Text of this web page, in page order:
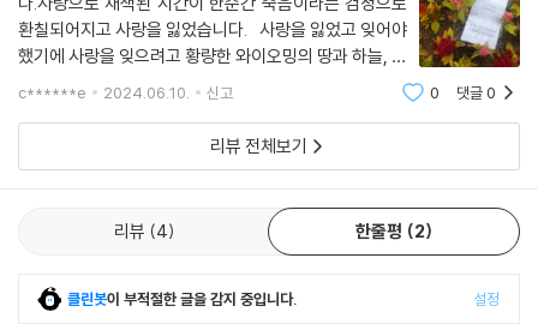
음 또한 그만의 순수함이고 달콤한 진흙이 아닌가. 와이오밍을 가로지르던
폭풍의 행렬은 마치 코끼리가 꼬리를 코에 감은 것처럼 흔들리더니 고요
속으로 사라졌다.
--- p.179
에게 말한다. 폐허에도 햇빛이 깃든다고. 그리고 그 햇빛이 당신이 예상할
수 없는 무언가를 틔워낼 거라고.
환칠되어지고 사랑을 잃었습니다. 사랑을 잃었고 잊어야
했기에 사랑을 잊으려고 황량한 와이오밍의 땅과 하늘, 숲
과 들, 양떼와 소들의 시간에 머물러야 했습니다. 길이라
밍. 인간의 존재라는 것이 인간과 인간에
c******e 2024.06.10. 신고 0 댓글0
리뷰 전체보기
리뷰 4 한줄평 2
클린봇이 부적절한 글을 감지 중입니다. 설정